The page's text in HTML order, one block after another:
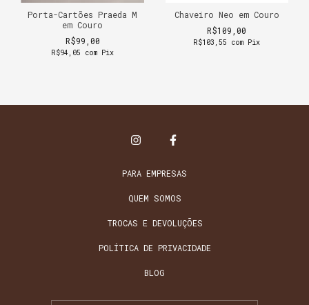
Porta-Cartões Praeda M
em Couro
R$99,00
R$94,05 com Pix
Chaveiro Neo em Couro
R$109,00
R$103,55 com Pix
PARA EMPRESAS
QUEM SOMOS
TROCAS E DEVOLUÇÕES
POLÍTICA DE PRIVACIDADE
BLOG